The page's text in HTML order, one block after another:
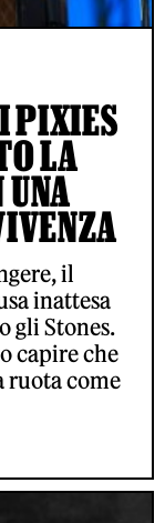
PIXIES
LA
il
inattesa
gli Stones.
capire che
ruota come